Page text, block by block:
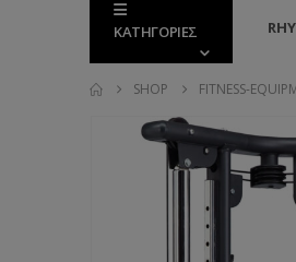
ΚΑΤΗΓΟΡΙΕΣ
SHOP FITNESS-